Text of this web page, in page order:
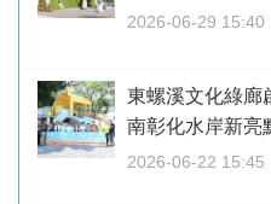
2026-06-29 15:40
東螺溪文化綠
南彰化水岸新亮
2026-06-22 15:45